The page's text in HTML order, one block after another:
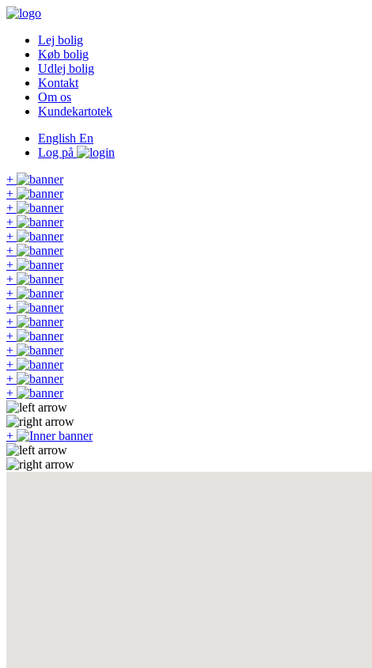
Lej bolig
Køb bolig
Udlej bolig
Kontakt
Om os
Kundekartotek
English En
Log på
+
+
+
+
+
+
+
+
+
+
+
+
+
+
+
+
+